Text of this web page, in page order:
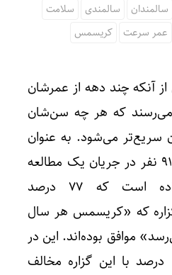
سالمندان سالمندی
سلامت
عمر سرعت
کریسمس
آنکه چند دهه از عمرشان
می‌رسند که هر چه سن‌شان
سریع‌تر می‌شود. به عنوان
مثال نتیجه تحقیق از ۹۱۸ نفر در جریان یک مطالعه
در آمریکا نشان داده است که ۷۷ درصد
که «کریسمس هر سال
موافق بوده‌اند. این در
حالی است که تنها ۱۴ درصد با این گزاره مخالف